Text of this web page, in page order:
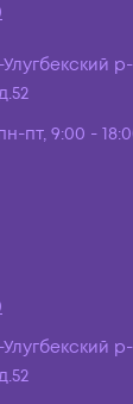
пт, 9:00 -